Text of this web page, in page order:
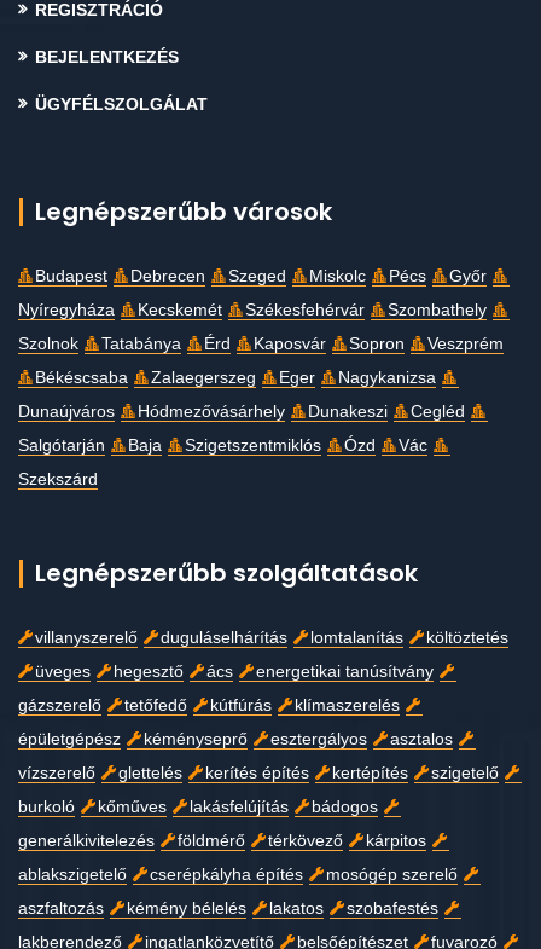
REGISZTRÁCIÓ
BEJELENTKEZÉS
ÜGYFÉLSZOLGÁLAT
Legnépszerűbb városok
Budapest Debrecen Szeged Miskolc Pécs
Győr
Nyíregyháza
Kecskemét Székesfehérvár
Szombathely
Szolnok
Tatabánya Érd Kaposvár Sopron
Veszprém
Békéscsaba
Zalaegerszeg Eger
Nagykanizsa
Dunaújváros
Hódmezővásárhely Dunakeszi
Cegléd
Salgótarján
Baja Szigetszentmiklós Ózd
Vác
Szekszárd
Legnépszerűbb szolgáltatások
villanyszerelő duguláselhárítás lomtalanítás
költöztetés
üveges
hegesztő ács
energetikai tanúsítvány
gázszerelő
tetőfedő kútfúrás
klímaszerelés
épületgépész
kéményseprő esztergályos
asztalos
vízszerelő
glettelés kerítés építés kertépítés
szigetelő
burkoló
kőműves lakásfelújítás
bádogos
generálkivitelezés
földmérő térkövező
kárpitos
ablakszigetelő
cserépkályha építés
mosógép szerelő
aszfaltozás
kémény bélelés lakatos
szobafestés
lakberendező
ingatlanközvetítő belsőépítészet fuvarozó